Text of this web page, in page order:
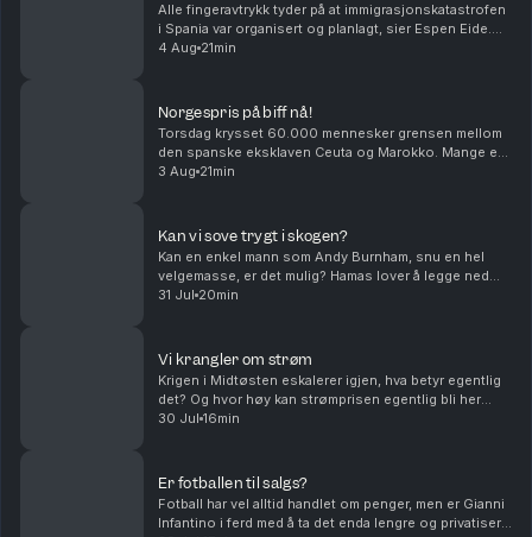
Alle fingeravtrykk tyder på at immigrasjonskatastrofen
i Spania var organisert og planlagt, sier Espen Eide.
Bør det innføre et tak for samlede velferdsytelser er
4 Aug 21min
Norgespris på biff nå!
Torsdag krysset 60.000 mennesker grensen mellom
den spanske eksklaven Ceuta og Marokko. Mange er
drept og alle skylder på hverandre i sakens anledning,
3 Aug 21min
Kan vi sove trygt i skogen?
Kan en enkel mann som Andy Burnham, snu en hel
velgemasse, er det mulig? Hamas lover å legge ned
våpenet, er det et gjennombrudd eller er det ren
31 Jul 20min
Vi krangler om strøm
Krigen i Midtøsten eskalerer igjen, hva betyr egentlig
det? Og hvor høy kan strømprisen egentlig bli her
hjemme? Med Hanne Skartveit, Ayesha Wolasmal og
30 Jul 16min
Er fotballen til salgs?
Fotball har vel alltid handlet om penger, men er Gianni
Infantino i ferd med å ta det enda lengre og privatisere